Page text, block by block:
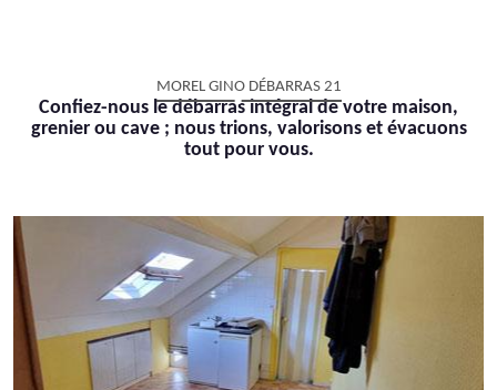
MOREL GINO DÉBARRAS 21
Confiez-nous le débarras intégral de votre maison,
grenier ou cave ; nous trions, valorisons et évacuons
tout pour vous.